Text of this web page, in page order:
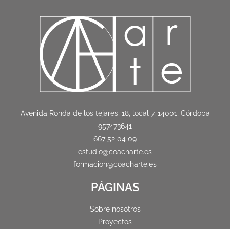
Avenida Ronda de los tejares, 18, local 7, 14001, Córdoba
957473641
667 52 04 09
estudio@coacharte.es
formacion@coacharte.es
PÁGINAS
Sobre nosotros
Proyectos